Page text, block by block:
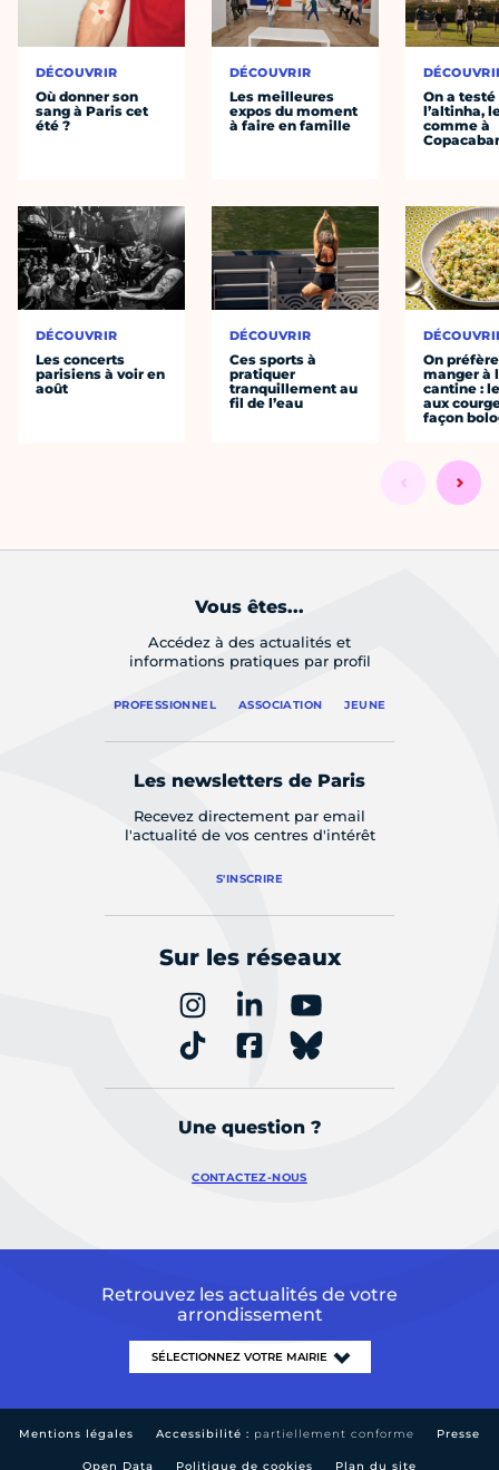
DÉCOUVRIR
Où donner son
sang à Paris cet
été ?
DÉCOUVRIR
Les concerts
parisiens à voir en
août
DÉCOUVRIR
Les meilleures
expos du moment
à faire en famille
DÉCOUVRIR
Ces sports à
pratiquer
tranquillement au
fil de l’eau
On a testé
l’altinha,
comme à
On préfère
manger à
cantine :
aux
façon
Vous êtes...
Accédez à des actualités et
informations pratiques par profil
PROFESSIONNEL ASSOCIATION JEUNE
Les newsletters de Paris
Recevez directement par email
l'actualité de vos centres d'intérêt
S'INSCRIRE
Sur les réseaux
Une question ?
CONTACTEZ-NOUS
Retrouvez les actualités de votre
arrondissement
Mentions légales Accessibilité : partiellement conforme Presse
Open Data Politique de cookies Plan du site